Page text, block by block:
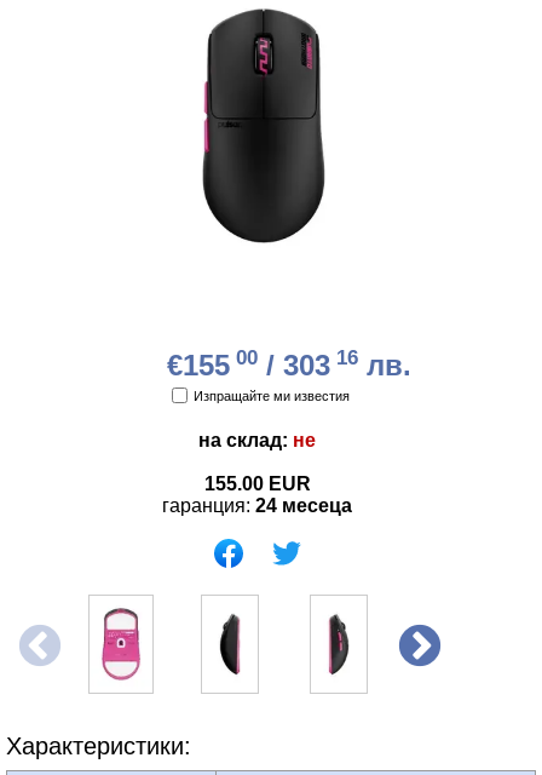
€155 00/ 303 16лв.
Изпращайте ми известия
на склад: не
155.00 EUR
гаранция: 24 месеца
Характеристики: